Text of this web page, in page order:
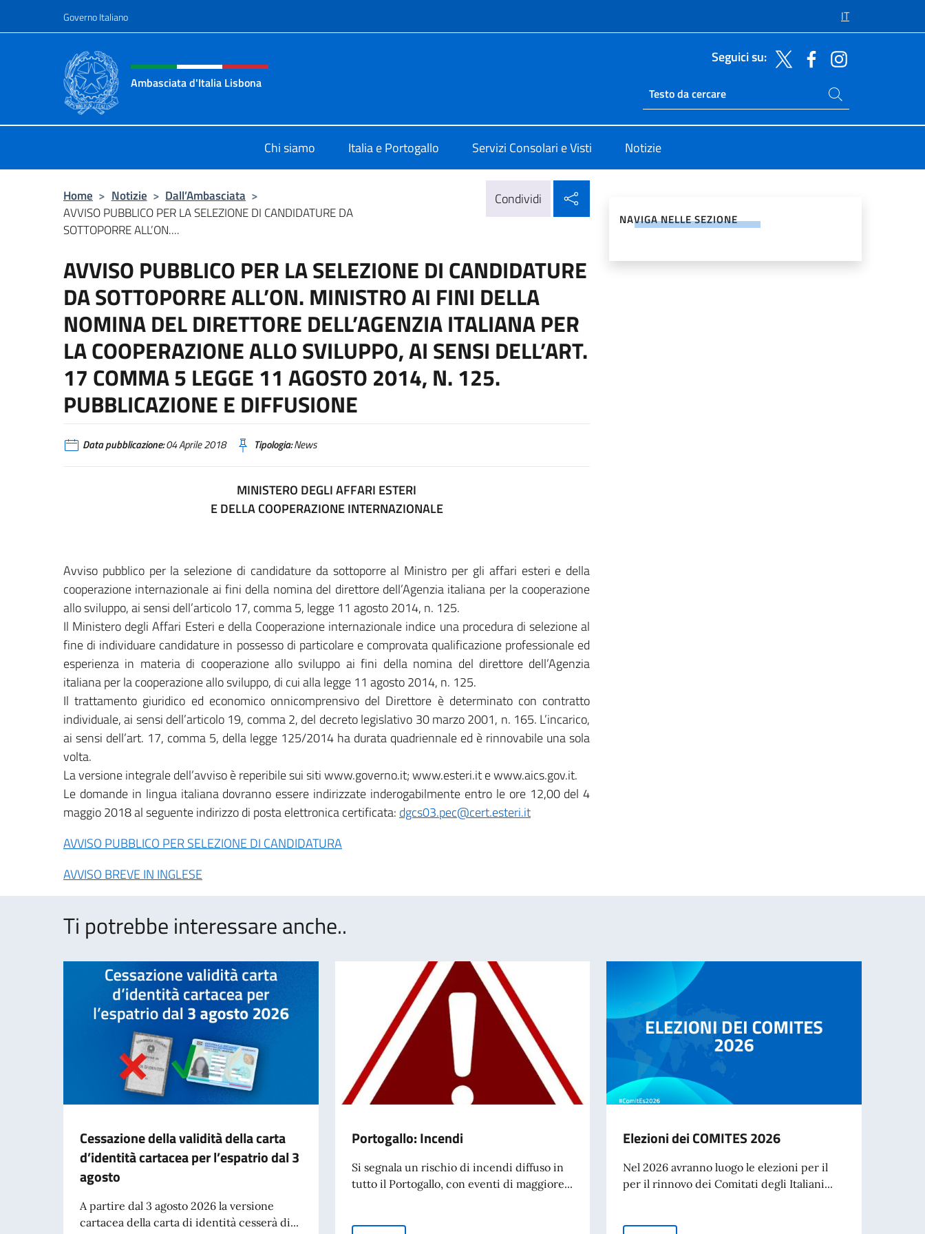
Governo Italiano IT
Intestazione sito, social e menù
Ambasciata d'Italia Lisbona
Seguici su:
Ricerca sito live
Cerca nel sito
Chi siamo Italia e Portogallo Servizi Consolari e Visti Notizie
Home > Notizie > Dall’Ambasciata >
AVVISO PUBBLICO PER LA SELEZIONE DI CANDIDATURE DA
SOTTOPORRE ALL’ON....
Condividi
AVVISO PUBBLICO PER LA SELEZIONE DI CANDIDATURE
DA SOTTOPORRE ALL’ON. MINISTRO AI FINI DELLA
NOMINA DEL DIRETTORE DELL’AGENZIA ITALIANA PER
LA COOPERAZIONE ALLO SVILUPPO, AI SENSI DELL’ART.
17 COMMA 5 LEGGE 11 AGOSTO 2014, N. 125.
PUBBLICAZIONE E DIFFUSIONE
Data pubblicazione:04 Aprile 2018 Tipologia:News
MINISTERO DEGLI AFFARI ESTERI
E DELLA COOPERAZIONE INTERNAZIONALE
Avviso pubblico per la selezione di candidature da sottoporre al Ministro per gli affari esteri e della
cooperazione internazionale ai fini della nomina del direttore dell’Agenzia italiana per la cooperazione
allo sviluppo, ai sensi dell’articolo 17, comma 5, legge 11 agosto 2014, n. 125.
Il Ministero degli Affari Esteri e della Cooperazione internazionale indice una procedura di selezione al
fine di individuare candidature in possesso di particolare e comprovata qualificazione professionale ed
esperienza in materia di cooperazione allo sviluppo ai fini della nomina del direttore dell’Agenzia
italiana per la cooperazione allo sviluppo, di cui alla legge 11 agosto 2014, n. 125.
Il trattamento giuridico ed economico onnicomprensivo del Direttore è determinato con contratto
individuale, ai sensi dell’articolo 19, comma 2, del decreto legislativo 30 marzo 2001, n. 165. L’incarico,
ai sensi dell’art. 17, comma 5, della legge 125/2014 ha durata quadriennale ed è rinnovabile una sola
volta.
La versione integrale dell’avviso è reperibile sui siti www.governo.it; www.esteri.it e www.aics.gov.it.
Le domande in lingua italiana dovranno essere indirizzate inderogabilmente entro le ore 12,00 del 4
maggio 2018 al seguente indirizzo di posta elettronica certificata: dgcs03.pec@cert.esteri.it
AVVISO PUBBLICO PER SELEZIONE DI CANDIDATURA
AVVISO BREVE IN INGLESE
NAVIGA NELLE SEZIONE
Ti potrebbe interessare anche..
Cessazione della validità della carta
d’identità cartacea per l’espatrio dal 3
agosto
A partire dal 3 agosto 2026 la versione
cartacea della carta di identità cesserà di...
Portogallo: Incendi
Si segnala un rischio di incendi diffuso in
tutto il Portogallo, con eventi di maggiore...
Elezioni dei COMITES 2026
Nel 2026 avranno luogo le elezioni per il
per il rinnovo dei Comitati degli Italiani...